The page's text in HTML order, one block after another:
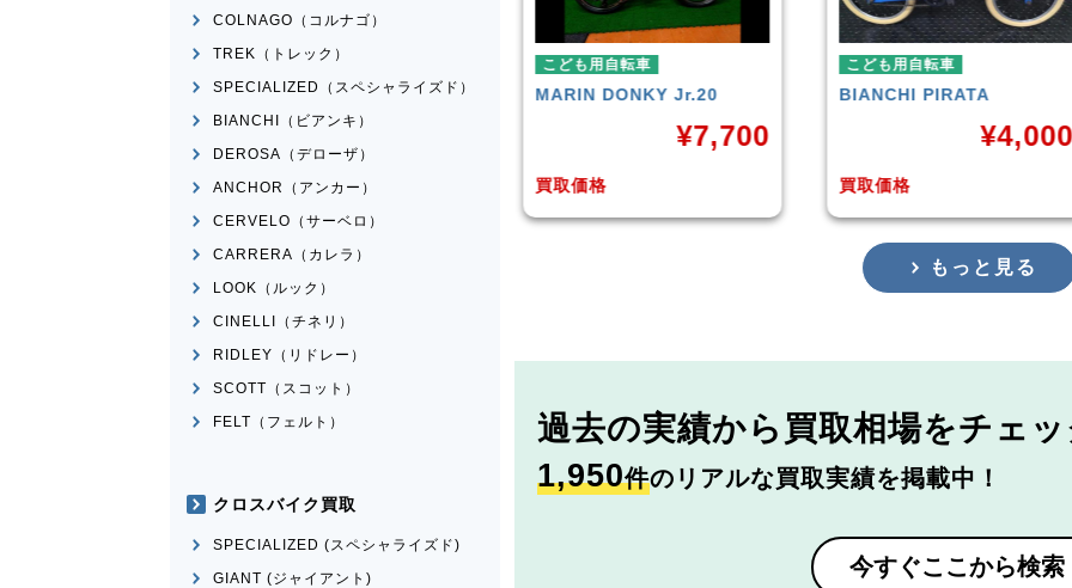
3,874
こども用自転車
MARINDONKY Jr.20
買取価格
こども用自転車
BIANCHIPIRATA
買取価格
¥4,000
こども用自転車
玉越工業MAHALO
買取価格
¥
もっと見る
過去の実績から 買取相場をチェ
1,950件のリアルな買取実績を掲載中！
今すぐここから検索
COLNAGO（コルナゴ）
TREK（トレック）
SPECIALIZED（スペシャライズド）
BIANCHI（ビアンキ）
DEROSA（デローザ）
ANCHOR（アンカー）
CERVELO（サーベロ）
CARRERA（カレラ）
LOOK（ルック）
CINELLI（チネリ）
RIDLEY（リドレー）
SCOTT（スコット）
FELT（フェルト）
クロスバイク買取
SPECIALIZED (スペシャライズド)
GIANT (ジャイアント)